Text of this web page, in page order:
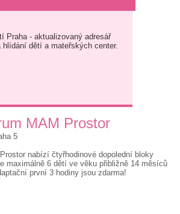
Praha - aktualizovaný adresář
hlídání dětí a mateřských center.
MAM Prostor
5
nabízí čtyřhodinové dopolední bloky
maximálně 6 dětí ve věku přibližně 14 měsíců
první 3 hodiny jsou zdarma!